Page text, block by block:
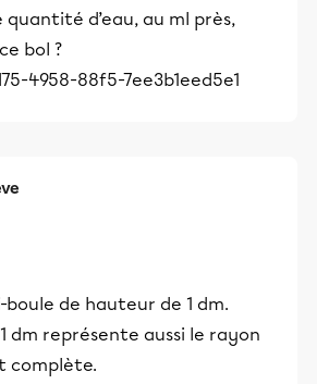
quantité d’eau, au ml près,
bol ?
boule de hauteur de 1 dm.
dm représente aussi le rayon
complète.